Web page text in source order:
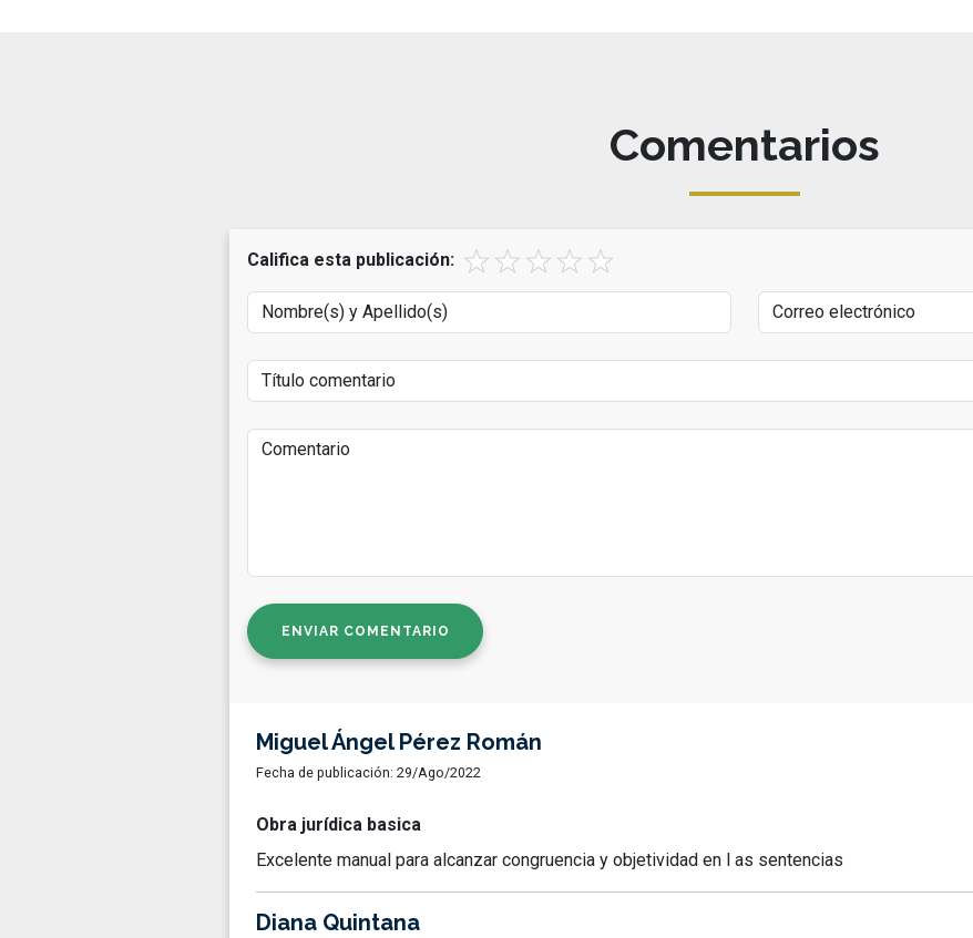
Comentarios
Califica esta publicación:
ENVIAR COMENTARIO
Miguel Ángel Pérez Román
Fecha de publicación: 29/Ago/2022
Obra jurídica basica
Excelente manual para alcanzar congruencia y objetividad en l as sentencias
Diana Quintana